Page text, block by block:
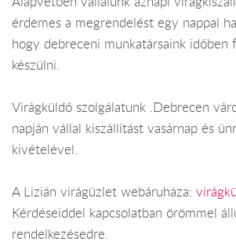
érdemes a megrendelést egy nappal
hogy debreceni munkatársaink időben
készülni.
Virágküldő szolgálatunk .Debrecen
napján vállal kiszállítást vasárnap és
kivételével.
A Lizián virágüzlet webáruháza:
Kérdéseiddel kapcsolatban örömmel
rendelkezésedre.